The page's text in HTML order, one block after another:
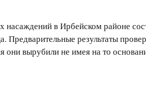
насаждений в Ирбейском районе
Предварительные результаты
они вырубили не имея на то